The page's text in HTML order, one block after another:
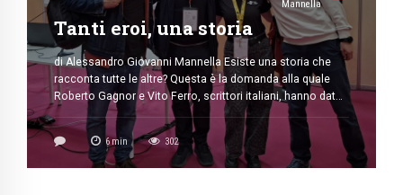
Mannella
Tanti eroi, una storia
di Alessandro Giovanni Mannella Esiste una storia che
racconta tutte le altre? Questa è la domanda alla quale
Roberto Gagnor e Vito Ferro, scrittori italiani, hanno dato
risposta al Salone del Libro 2026 durante la conferenza “Il
viaggio dell’eroe”. Secondo il modello universale
proposto da Christopher Vogler, ogni vicenda scritta nei
libri o proiettata in […]
6 min 302